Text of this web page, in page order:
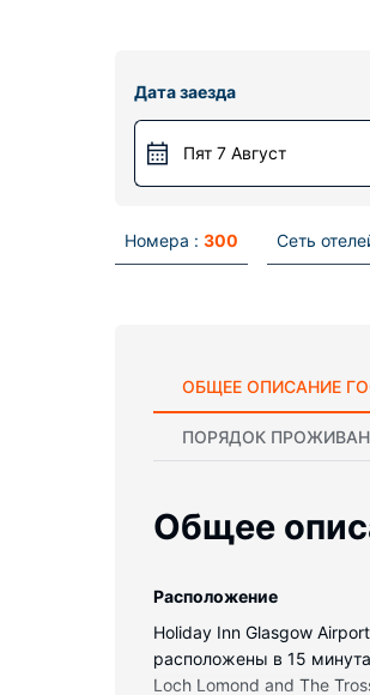
Дата заезда
Пят 7 Август
Номера : 300 Сеть
ОБЩЕЕ ОПИСАНИЕ
ПОРЯДОК
Общее
Pасположение
Holiday Inn Glasgow
расположены в 15
Loch Lomond and The